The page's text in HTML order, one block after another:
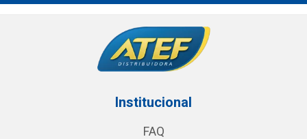
Institucional
FAQ